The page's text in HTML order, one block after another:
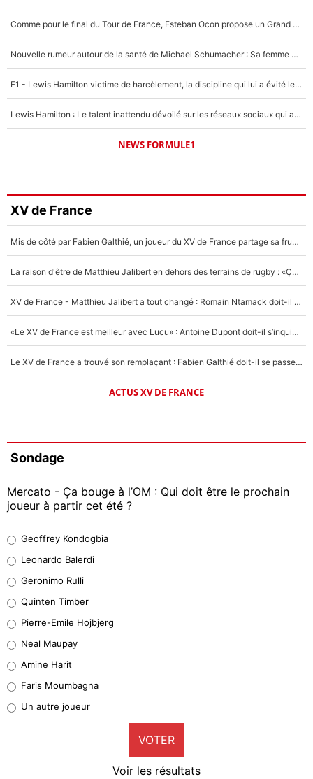
Comme pour le final du Tour de France, Esteban Ocon propose un Grand Prix de Formule 1 à Paris : «Autour de l’Arc de Triomphe, ce serait génial» !
Nouvelle rumeur autour de la santé de Michael Schumacher : Sa femme Corinna sort du silence
F1 - Lewis Hamilton victime de harcèlement, la discipline qui lui a évité le pire : «J'aurais probablement mal tourné»
Lewis Hamilton : Le talent inattendu dévoilé sur les réseaux sociaux qui a impressionné Kim Kardashian pendant leurs vacances en amoureux !
NEWS FORMULE1
XV de France
Mis de côté par Fabien Galthié, un joueur du XV de France partage sa frustration : «ils ne me l’ont pas dit tout de suite»
La raison d'être de Matthieu Jalibert en dehors des terrains de rugby : «Ça m'atteint autant que si tu touches à un membre de ma famille»
XV de France - Matthieu Jalibert a tout changé : Romain Ntamack doit-il s’inquiéter pour sa place à un an de la Coupe du monde ?
«Le XV de France est meilleur avec Lucu» : Antoine Dupont doit-il s’inquiéter pour sa place ?
Le XV de France a trouvé son remplaçant : Fabien Galthié doit-il se passer d'Antoine Dupont ?
ACTUS XV DE FRANCE
Sondage
Mercato - Ça bouge à l’OM : Qui doit être le prochain
joueur à partir cet été ?
38%
32%
4%
1%
9%
Geoffrey Kondogbia
Leonardo Balerdi
Geronimo Rulli
Quinten Timber
Pierre-Emile Hojbjerg
Neal Maupay
Amine Harit
Faris Moumbagna
Un autre joueur
VOTER
Voir les résultats